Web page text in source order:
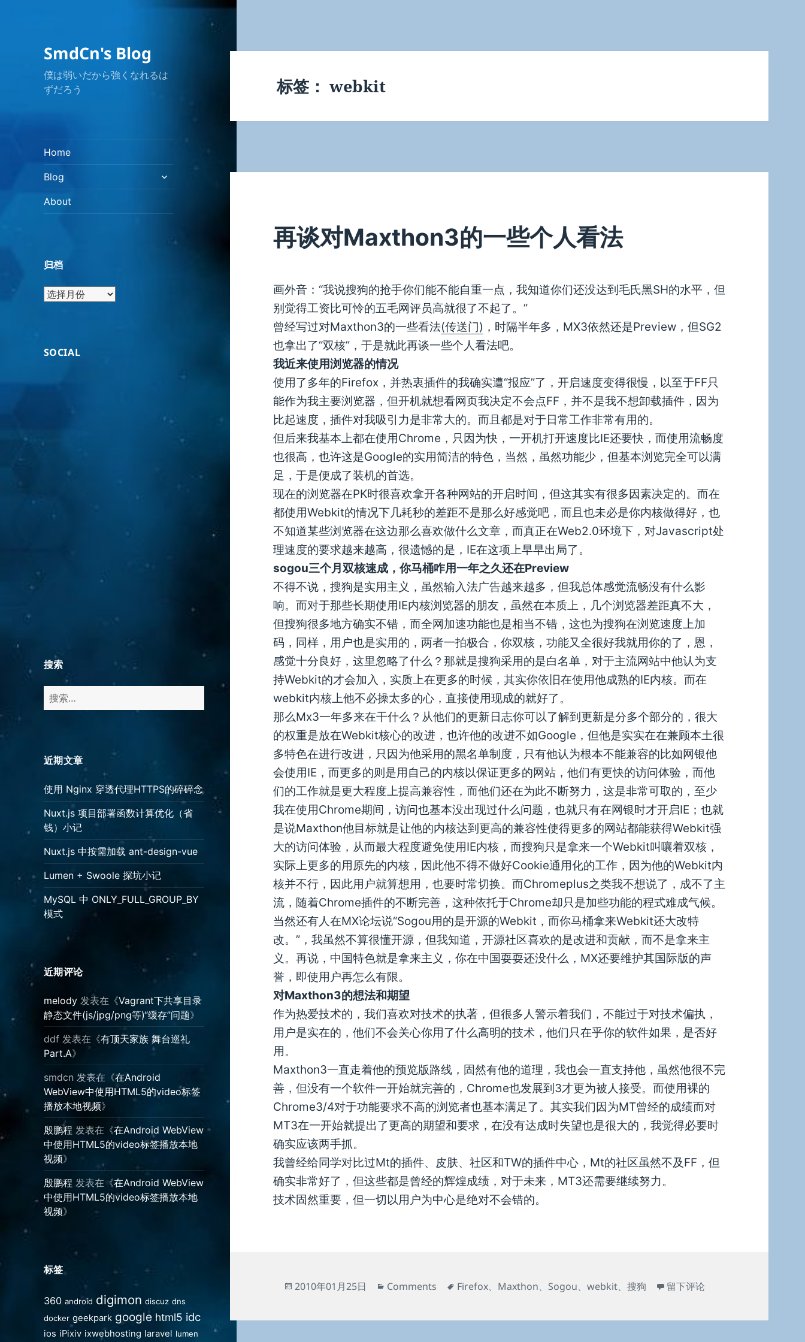
SmdCn's Blog
僕は弱いだから強くなれるは
ずだろう
Home
Blog
展
开
菜
About
归档
归
SOCIAL
搜索
搜
索：
近期文章
使用 Nginx 穿透代理HTTPS的碎碎念
Nuxt.js 项目部署函数计算优化（省
钱）小记
Nuxt.js 中按需加载 ant-design-vue
Lumen + Swoole 探坑小记
MySQL 中 ONLY_FULL_GROUP_BY
模式
近期评论
melody发表在《Vagrant下共享目录
静态文件(js/jpg/png等)“缓存”问题》
ddf发表在《有顶天家族 舞台巡礼
Part.A》
smdcn 发表在《在Android
WebView中使用HTML5的video标签
播放本地视频》
殷鹏程 发表在《在Android WebView
中使用HTML5的video标签播放本地
视频》
殷鹏程 发表在《在Android WebView
中使用HTML5的video标签播放本地
视频》
标签
360 android digimon discuz dns
docker geekpark google html5 idc
ios iPixiv ixwebhosting laravel lumen
标签： webkit
再谈对Maxthon3的一些个人看法
画外音：“我说搜狗的抢手你们能不能自重一点，我知道你们还没达到毛氏黑SH的水平，但
别觉得工资比可怜的五毛网评员高就很了不起了。”
曾经写过对Maxthon3的一些看法(传送门) ，时隔半年多，MX3依然还是Preview，但SG2
也拿出了“双核”，于是就此再谈一些个人看法吧。
我近来使用浏览器的情况
使用了多年的Firefox，并热衷插件的我确实遭“报应”了，开启速度变得很慢，以至于FF只
能作为我主要浏览器，但开机就想看网页我决定不会点FF，并不是我不想卸载插件，因为
比起速度，插件对我吸引力是非常大的。而且都是对于日常工作非常有用的。
但后来我基本上都在使用Chrome，只因为快，一开机打开速度比IE还要快，而使用流畅度
也很高，也许这是Google的实用简洁的特色，当然，虽然功能少，但基本浏览完全可以满
足，于是便成了装机的首选。
现在的浏览器在PK时很喜欢拿开各种网站的开启时间，但这其实有很多因素决定的。而在
都使用Webkit的情况下几耗秒的差距不是那么好感觉吧，而且也未必是你内核做得好，也
不知道某些浏览器在这边那么喜欢做什么文章，而真正在Web2.0环境下，对Javascript处
理速度的要求越来越高，很遗憾的是，IE在这项上早早出局了。
sogou三个月双核速成，你马桶咋用一年之久还在Preview
不得不说，搜狗是实用主义，虽然输入法广告越来越多，但我总体感觉流畅没有什么影
响。而对于那些长期使用IE内核浏览器的朋友，虽然在本质上，几个浏览器差距真不大，
但搜狗很多地方确实不错，而全网加速功能也是相当不错，这也为搜狗在浏览速度上加
码，同样，用户也是实用的，两者一拍极合，你双核，功能又全很好我就用你的了，恩，
感觉十分良好，这里忽略了什么？那就是搜狗采用的是白名单，对于主流网站中他认为支
持Webkit的才会加入，实质上在更多的时候，其实你依旧在使用他成熟的IE内核。而在
webkit内核上他不必操太多的心，直接使用现成的就好了。
那么Mx3一年多来在干什么？从他们的更新日志你可以了解到更新是分多个部分的，很大
的权重是放在Webkit核心的改进，也许他的改进不如Google，但他是实实在在兼顾本土很
多特色在进行改进，只因为他采用的黑名单制度，只有他认为根本不能兼容的比如网银他
会使用IE，而更多的则是用自己的内核以保证更多的网站，他们有更快的访问体验，而他
们的工作就是更大程度上提高兼容性，而他们还在为此不断努力，这是非常可取的，至少
我在使用Chrome期间，访问也基本没出现过什么问题，也就只有在网银时才开启IE；也就
是说Maxthon他目标就是让他的内核达到更高的兼容性使得更多的网站都能获得Webkit强
大的访问体验，从而最大程度避免使用IE内核，而搜狗只是拿来一个Webkit叫嚷着双核，
实际上更多的用原先的内核，因此他不得不做好Cookie通用化的工作，因为他的Webkit内
核并不行，因此用户就算想用，也要时常切换。而Chromeplus之类我不想说了，成不了主
流，随着Chrome插件的不断完善，这种依托于Chrome却只是加些功能的程式难成气候。
当然还有人在MX论坛说“Sogou用的是开源的Webkit，而你马桶拿来Webkit还大改特
改。”，我虽然不算很懂开源，但我知道，开源社区喜欢的是改进和贡献，而不是拿来主
义。再说，中国特色就是拿来主义，你在中国耍耍还没什么，MX还要维护其国际版的声
誉，即使用户再怎么有限。
对Maxthon3的想法和期望
作为热爱技术的，我们喜欢对技术的执著，但很多人警示着我们，不能过于对技术偏执，
用户是实在的，他们不会关心你用了什么高明的技术，他们只在乎你的软件如果，是否好
用。
Maxthon3一直走着他的预览版路线，固然有他的道理，我也会一直支持他，虽然他很不完
善，但没有一个软件一开始就完善的，Chrome也发展到3才更为被人接受。而使用裸的
Chrome3/4对于功能要求不高的浏览者也基本满足了。其实我们因为MT曾经的成绩而对
MT3在一开始就提出了更高的期望和要求，在没有达成时失望也是很大的，我觉得必要时
确实应该两手抓。
我曾经给同学对比过Mt的插件、皮肤、社区和TW的插件中心，Mt的社区虽然不及FF，但
确实非常好了，但这些都是曾经的辉煌成绩，对于未来，MT3还需要继续努力。
技术固然重要，但一切以用户为中心是绝对不会错的。
发
2010年01月25日
分
Comments
标
Firefox、 Maxthon、 Sogou、 webkit、 搜狗 于再谈对Maxthon3的一些个人
留下评论